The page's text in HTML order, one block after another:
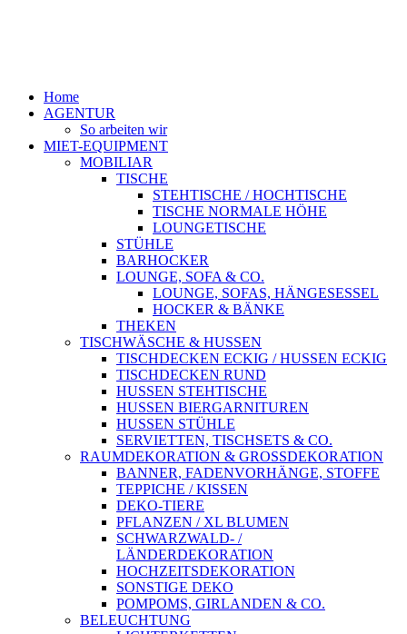
Home
AGENTUR
So arbeiten wir
MIET-EQUIPMENT
MOBILIAR
TISCHE
STEHTISCHE / HOCHTISCHE
TISCHE NORMALE HÖHE
LOUNGETISCHE
STÜHLE
BARHOCKER
LOUNGE, SOFA & CO.
LOUNGE, SOFAS, HÄNGESESSEL
HOCKER & BÄNKE
THEKEN
TISCHWÄSCHE & HUSSEN
TISCHDECKEN ECKIG / HUSSEN ECKIG
TISCHDECKEN RUND
HUSSEN STEHTISCHE
HUSSEN BIERGARNITUREN
HUSSEN STÜHLE
SERVIETTEN, TISCHSETS & CO.
RAUMDEKORATION & GROSSDEKORATION
BANNER, FADENVORHÄNGE, STOFFE
TEPPICHE / KISSEN
DEKO-TIERE
PFLANZEN / XL BLUMEN
SCHWARZWALD- /
LÄNDERDEKORATION
HOCHZEITSDEKORATION
SONSTIGE DEKO
POMPOMS, GIRLANDEN & CO.
BELEUCHTUNG